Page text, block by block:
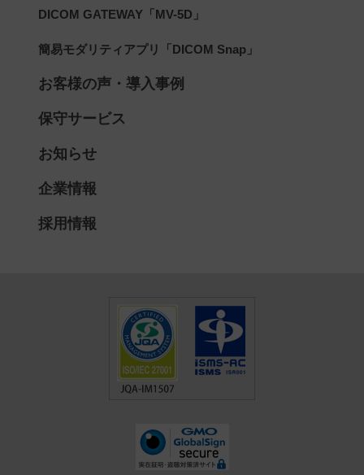
DICOM GATEWAY「MV-5D」
簡易モダリティアプリ「DICOM Snap」
お客様の声・導入事例
保守サービス
お知らせ
企業情報
採用情報